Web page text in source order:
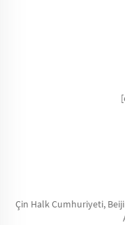
Çin Halk Cumhuriyeti,